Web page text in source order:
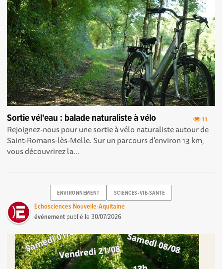
11
Sortie vél'eau : balade naturaliste à vélo
Rejoignez-nous pour une sortie à vélo naturaliste autour de
Saint-Romans-lès-Melle. Sur un parcours d'environ 13 km,
vous découvrirez la...
ENVIRONNEMENT SCIENCES-VIE-SANTE
Echosciences Nouvelle-Aquitaine
événement publié le30/07/2026